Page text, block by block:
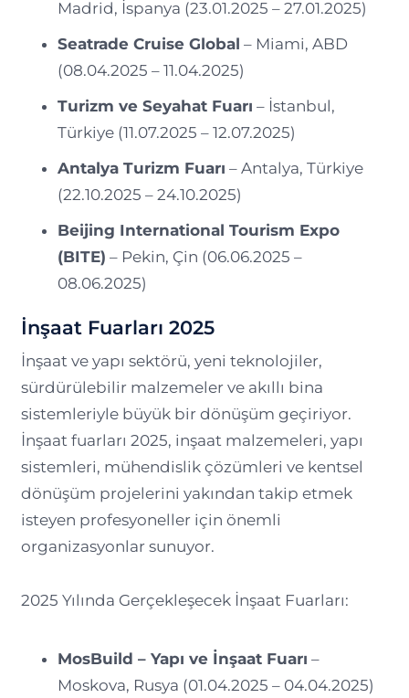
Madrid, İspanya (23.01.2025 – 27.01.2025)
Seatrade Cruise Global – Miami, ABD
(08.04.2025 – 11.04.2025)
Turizm ve Seyahat Fuarı – İstanbul,
Türkiye (11.07.2025 – 12.07.2025)
Antalya Turizm Fuarı – Antalya, Türkiye
(22.10.2025 – 24.10.2025)
Beijing International Tourism Expo
(BITE) – Pekin, Çin (06.06.2025 –
08.06.2025)
İnşaat Fuarları 2025
İnşaat ve yapı sektörü, yeni teknolojiler,
sürdürülebilir malzemeler ve akıllı bina
sistemleriyle büyük bir dönüşüm geçiriyor.
İnşaat fuarları 2025, inşaat malzemeleri, yapı
sistemleri, mühendislik çözümleri ve kentsel
dönüşüm projelerini yakından takip etmek
isteyen profesyoneller için önemli
organizasyonlar sunuyor.
2025 Yılında Gerçekleşecek İnşaat Fuarları:
MosBuild – Yapı ve İnşaat Fuarı –
Moskova, Rusya (01.04.2025 – 04.04.2025)